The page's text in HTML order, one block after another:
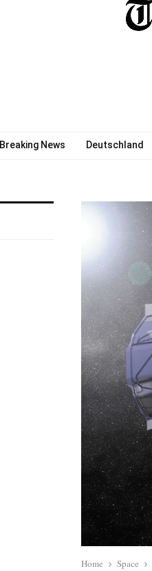
Breaking News Deutschland
Home Space